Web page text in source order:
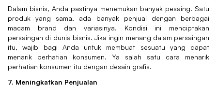
Dalam bisnis, Anda pastinya menemukan banyak pesaing. Satu
produk yang sama, ada banyak penjual dengan berbagai
macam brand dan variasinya. Kondisi ini menciptakan
persaingan di dunia bisnis. Jika ingin menang dalam persaingan
itu, wajib bagi Anda untuk membuat sesuatu yang dapat
menarik perhatian konsumen. Ya salah satu cara menarik
perhatian konsumen itu dengan desain grafis.
7. Meningkatkan Penjualan